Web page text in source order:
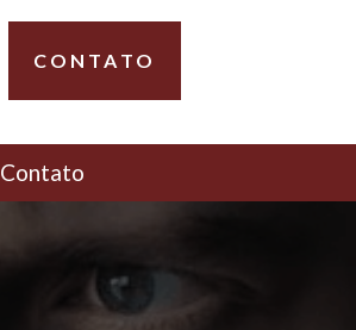
CONTATO
Contato